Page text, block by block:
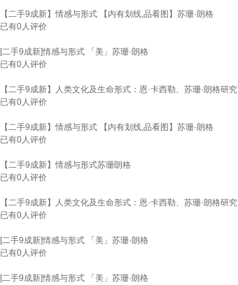
【二手9成新】情感与形式 【内有划线,品看图】苏珊·朗格
已有0人评价
[二手9成新]情感与形式 「美」苏珊·朗格
已有0人评价
【二手9成新】人类文化及生命形式：恩·卡西勒、苏珊·朗格研究
已有0人评价
【二手9成新】情感与形式 【内有划线,品看图】苏珊·朗格
已有0人评价
【二手9成新】情感与形式苏珊朗格
已有0人评价
【二手9成新】人类文化及生命形式：恩·卡西勒、苏珊·朗格研究
已有0人评价
[二手9成新]情感与形式 「美」苏珊·朗格
已有0人评价
[二手9成新]情感与形式 「美」苏珊·朗格